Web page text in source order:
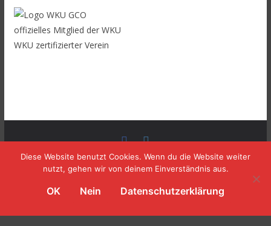
offizielles Mitglied der WKU
WKU zertifizierter Verein
Copyright © 2026 TOMBURG BOXING. Alle Rechte
vorbehalten.
Theme:
ColorMag
von ThemeGrill. Präsentiert von
Diese Website benutzt Cookies. Wenn du die Website weiter
nutzt, gehen wir von deinem Einverständnis aus.
OK Nein Datenschutzerklärung